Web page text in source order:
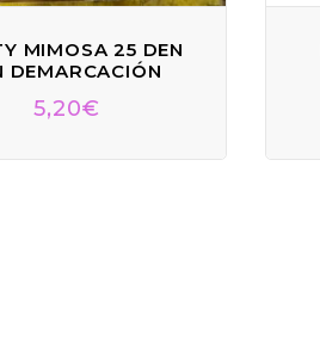
MIMOSA 25 DEN
DEMARCACIÓN
5,20€